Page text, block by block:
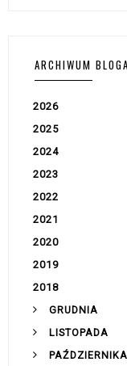
ARCHIWUM BLOGA
2026
2025
2024
2023
2022
2021
2020
2019
2018
GRUDNIA
LISTOPADA
PAŹDZIERNIKA